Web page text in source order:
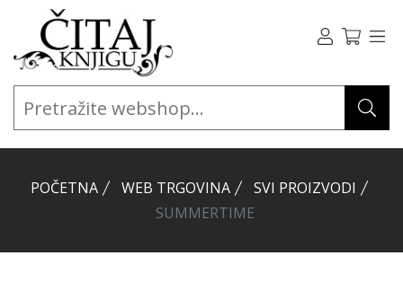
POČETNA WEB TRGOVINA
SVI PROIZVODI
SUMMERTIME